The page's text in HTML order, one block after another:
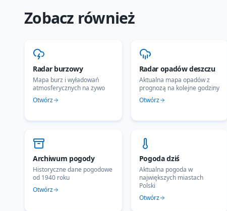
Zobacz również
Radar burzowy
Mapa burz i wyładowań
atmosferycznych na żywo
Otwórz
Radar opadów deszczu
Aktualna mapa opadów z
prognozą na kolejne godziny
Otwórz
Archiwum pogody
Historyczne dane pogodowe
od 1940 roku
Otwórz
Pogoda dziś
Aktualna pogoda w
największych miastach
Polski
Otwórz